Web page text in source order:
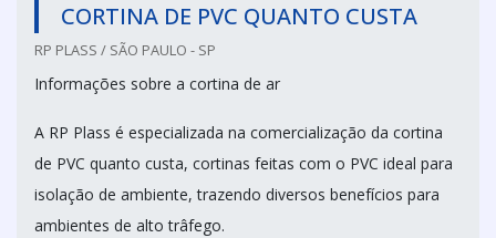
CORTINA DE PVC QUANTO CUSTA
RP PLASS / SÃO PAULO - SP
Informações sobre a cortina de ar
A RP Plass é especializada na comercialização da cortina
de PVC quanto custa, cortinas feitas com o PVC ideal para
isolação de ambiente, trazendo diversos benefícios para
ambientes de alto trâfego.